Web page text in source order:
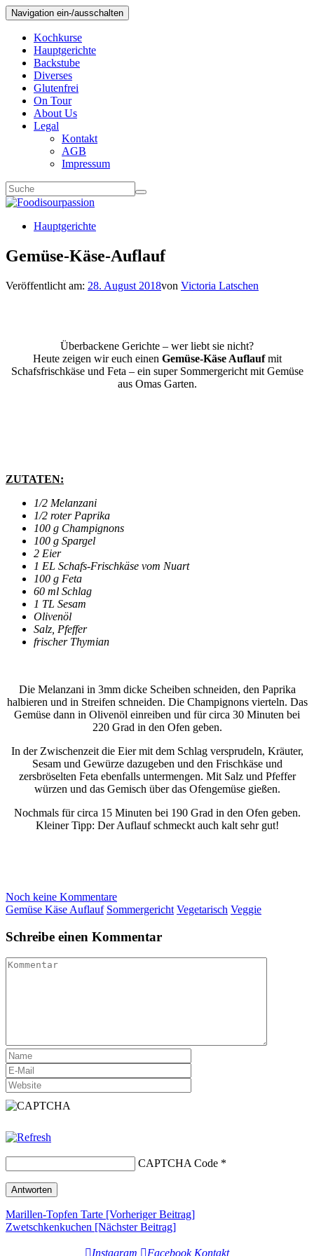
Navigation ein-/ausschalten
Kochkurse
Hauptgerichte
Backstube
Diverses
Glutenfrei
On Tour
About Us
Legal
Kontakt
AGB
Impressum
Hauptgerichte
Gemüse-Käse-Auflauf
Veröffentlicht am: 28. August 2018von Victoria Latschen
Überbackene Gerichte – wer liebt sie nicht?
Heute zeigen wir euch einen Gemüse-Käse Auflaufmit
Schafsfrischkäse und Feta – ein super Sommergericht mit Gemüse
aus Omas Garten.
ZUTATEN:
1/2 Melanzani
1/2 roter Paprika
100 g Champignons
100 g Spargel
2 Eier
1 EL Schafs-Frischkäse vom Nuart
100 g Feta
60 ml Schlag
1 TL Sesam
Olivenöl
Salz, Pfeffer
frischer Thymian
Die Melanzani in 3mm dicke Scheiben schneiden, den Paprika
halbieren und in Streifen schneiden. Die Champignons vierteln. Das
Gemüse dann in Olivenöl einreiben und für circa 30 Minuten bei
220 Grad in den Ofen geben.
In der Zwischenzeit die Eier mit dem Schlag versprudeln, Kräuter,
Sesam und Gewürze dazugeben und den Frischkäse und
zersbröselten Feta ebenfalls untermengen. Mit Salz und Pfeffer
würzen und das Gemisch über das Ofengemüse gießen.
Nochmals für circa 15 Minuten bei 190 Grad in den Ofen geben.
Kleiner Tipp: Der Auflauf schmeckt auch kalt sehr gut!
Noch keine Kommentare
Gemüse Käse Auflauf Sommergericht Vegetarisch Veggie
Schreibe einen Kommentar
CAPTCHA Code *
Beitrags-
Navigation
Marillen-Topfen Tarte [Vorheriger Beitrag]
Zwetschkenkuchen [Nächster Beitrag]
Instagram Facebook Kontakt